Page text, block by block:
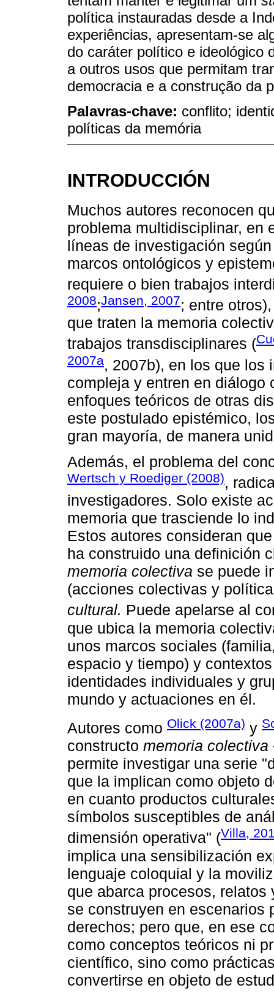
política instauradas desde a
experiências, apresentam-se
do caráter político e ideológico
a outros usos que permitam
democracia e a construção da
Palavras-chave: conflito;
políticas da memória
INTRODUCCIÓN
Muchos autores reconocen
problema multidisciplinar, en
líneas de investigación
marcos ontológicos y
requiere o bien trabajos
2008;Jansen, 2007; entre
que traten la memoria
trabajos transdisciplinares (
2007a, 2007b), en los que los
compleja y entren en diálogo
enfoques teóricos de otras
este postulado epistémico,
gran mayoría, de manera
Además, el problema del
Wertsch y Roediger (2008),
investigadores. Solo existe
memoria que trasciende lo
Estos autores consideran
ha construido una definición
memoria colectiva se puede
(acciones colectivas y
cultural. Puede apelarse al
que ubica la memoria
unos marcos sociales
espacio y tiempo) y
identidades individuales y
mundo y actuaciones en él.
Autores como Olick (2007a) y
constructo memoria colectiva
permite investigar una serie
que la implican como objeto
en cuanto productos
símbolos susceptibles de
dimensión operativa" (Villa,
implica una sensibilización
lenguaje coloquial y la
que abarca procesos,
se construyen en escenarios
derechos; pero que, en ese
como conceptos teóricos ni
científico, sino como
convertirse en objeto de